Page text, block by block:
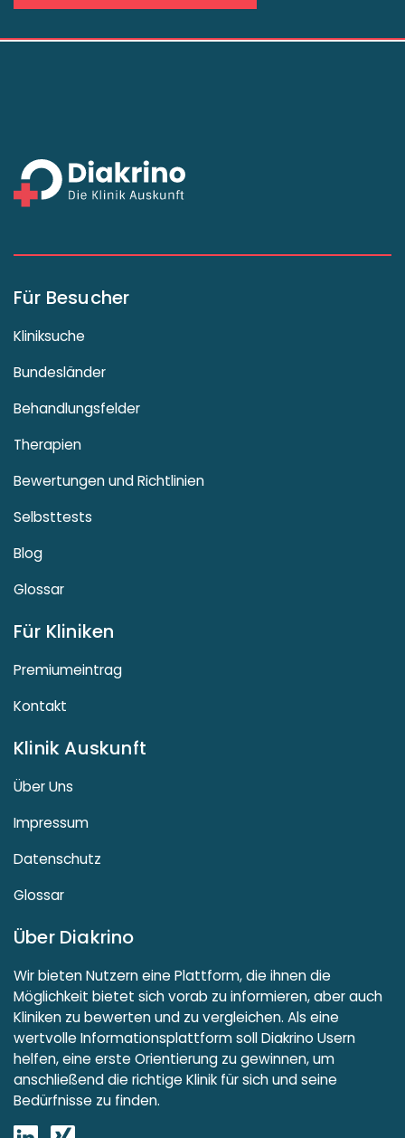
Für Besucher
Kliniksuche
Bundesländer
Behandlungsfelder
Therapien
Bewertungen und Richtlinien
Selbsttests
Blog
Glossar
Für Kliniken
Premiumeintrag
Kontakt
Klinik Auskunft
Über Uns
Impressum
Datenschutz
Glossar
Über Diakrino
Wir bieten Nutzern eine Plattform, die ihnen die
Möglichkeit bietet sich vorab zu informieren, aber auch
Kliniken zu bewerten und zu vergleichen. Als eine
wertvolle Informationsplattform soll Diakrino Usern
helfen, eine erste Orientierung zu gewinnen, um
anschließend die richtige Klinik für sich und seine
Bedürfnisse zu finden.